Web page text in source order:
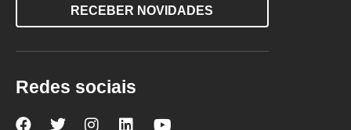
RECEBER NOVIDADES
Redes sociais
NovaNova Nova Nova